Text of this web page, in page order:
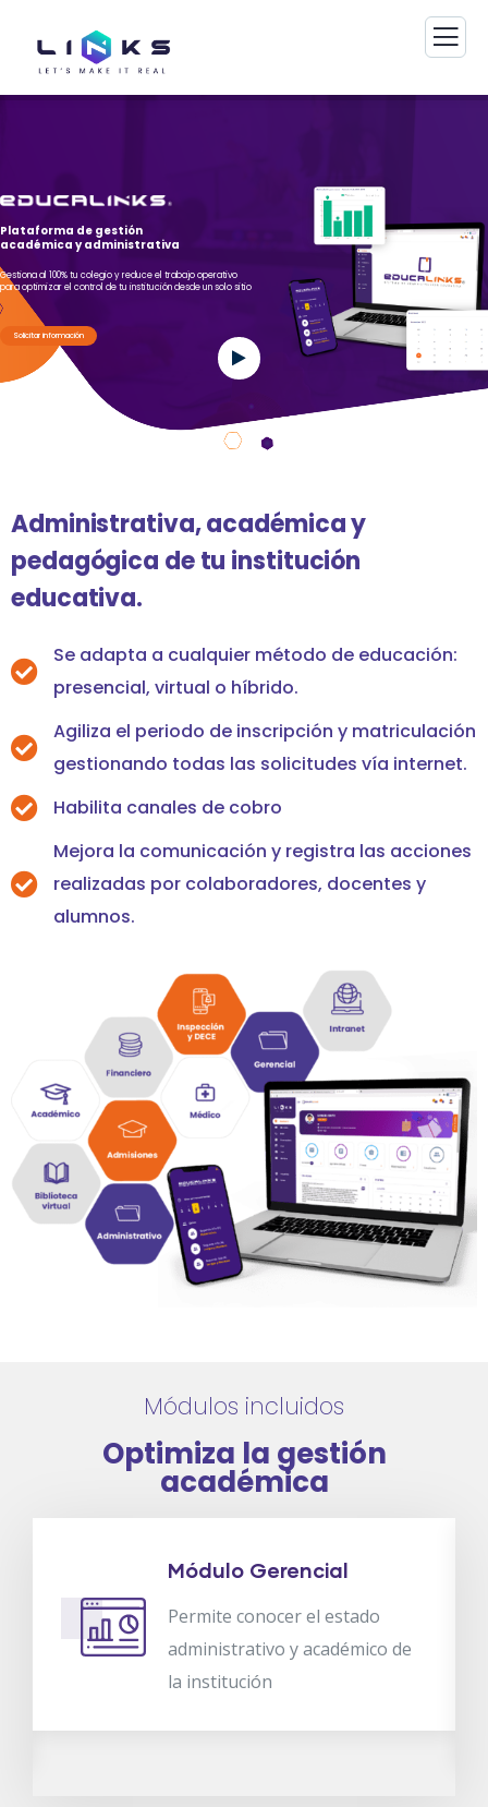
Solicitar información
Plataforma de gestión
académica y administrativa
Gestiona al 100% tu colegio y reduce el trabajo operativo
para optimizar el control de tu institución desde un solo sitio
Administrativa, académica y
pedagógica de tu institución
educativa.
Se adapta a cualquier método de educación:
presencial, virtual o híbrido.
Agiliza el periodo de inscripción y matriculación
gestionando todas las solicitudes vía internet.
Habilita canales de cobro
Mejora la comunicación y registra las acciones
realizadas por colaboradores, docentes y
alumnos.
Módulos incluidos
Optimiza la gestión
académica
Módulo Gerencial
Permite conocer el estado
administrativo y académico de
la institución